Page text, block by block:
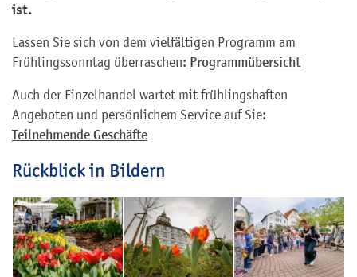
ist.
Lassen Sie sich von dem vielfältigen Programm am
Frühlingssonntag überraschen: Programmübersicht
Auch der Einzelhandel wartet mit frühlingshaften
Angeboten und persönlichem Service auf Sie:
Teilnehmende Geschäfte
Rückblick in Bildern